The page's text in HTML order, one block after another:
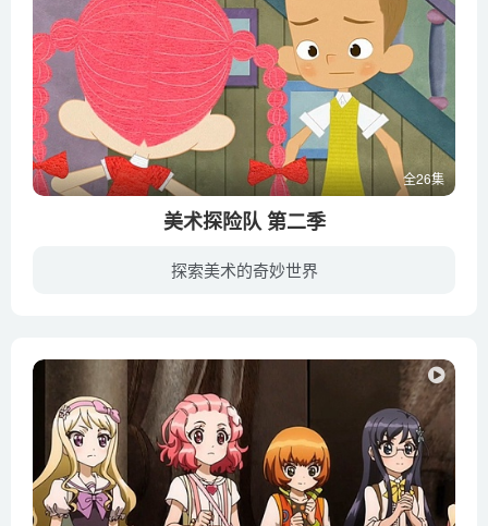
全26集
美术探险队 第二季
探索美术的奇妙世界